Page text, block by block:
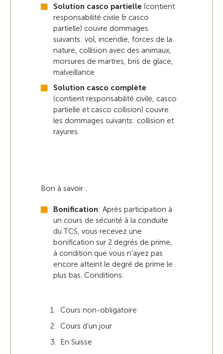
Solution casco partielle (contient
responsabilité civile & casco
partielle) couvre dommages
suivants: vol, incendie, forces de la
nature, collision avec des animaux,
morsures de martres, bris de glace,
malveillance
Solution casco complète
(contient responsabilité civile, casco
partielle et casco collision) couvre
les dommages suivants: collision et
rayures.
Bon à savoir :
Bonification: Après participation à
un cours de sécurité à la conduite
du TCS, vous recevez une
bonification sur 2 degrés de prime,
à condition que vous n'ayez pas
encore atteint le degré de prime le
plus bas. Conditions:
Cours non-obligatoire
Cours d’un jour
En Suisse